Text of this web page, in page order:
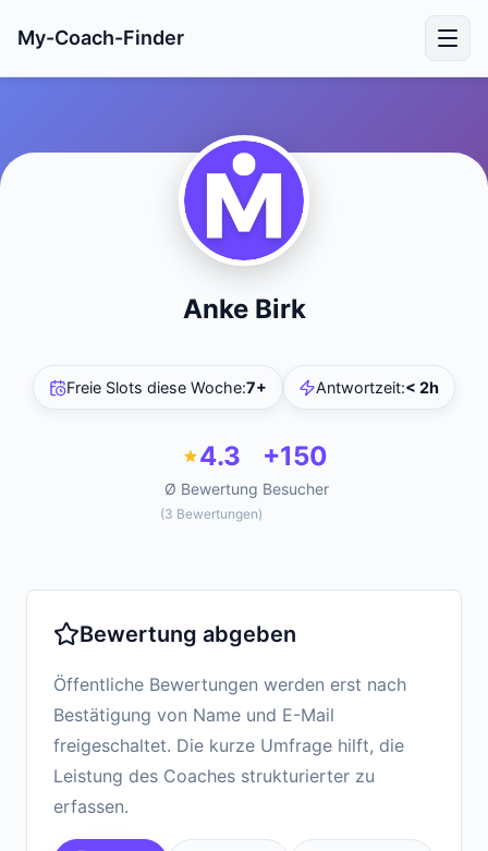
My-Coach-Finder
Anke Birk
Freie Slots diese Woche:7+ Antwortzeit:< 2h
4.3
Ø Bewertung
(3 Bewertungen)
+150
Besucher
Bewertung abgeben
Öffentliche Bewertungen werden erst nach
Bestätigung von Name und E-Mail
freigeschaltet. Die kurze Umfrage hilft, die
Leistung des Coaches strukturierter zu
erfassen.